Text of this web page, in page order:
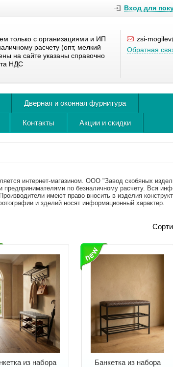
Вход для
только с организациями и ИП
расчету (опт, мелкий
на сайте указаны справочно
НДС
zsi-
Обратная
Дверная и оконная фурнитура
Контакты Акции и скидки
интернет-магазином. ООО "Завод скобяных
по безналичному расчету. Вся
имеют право вносить в изделия
и зделий носят информационный характер.
из набора
Банкетка из набора